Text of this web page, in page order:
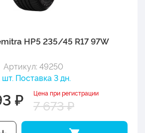
HP5 235/45 R17 97W
Артикул: 49250
шт. Поставка 3 дн.
₽ Цена при регистрации
7 673 ₽